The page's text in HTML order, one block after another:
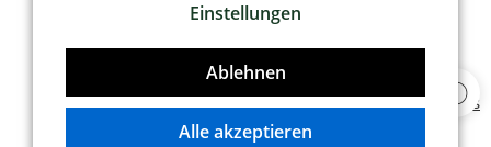
Tanzschuhe Otto München e.K.
vorbehalten!
Designed & Developed byDelta 4 Software Solutions
Einstellungen
Ablehnen
Alle akzeptieren